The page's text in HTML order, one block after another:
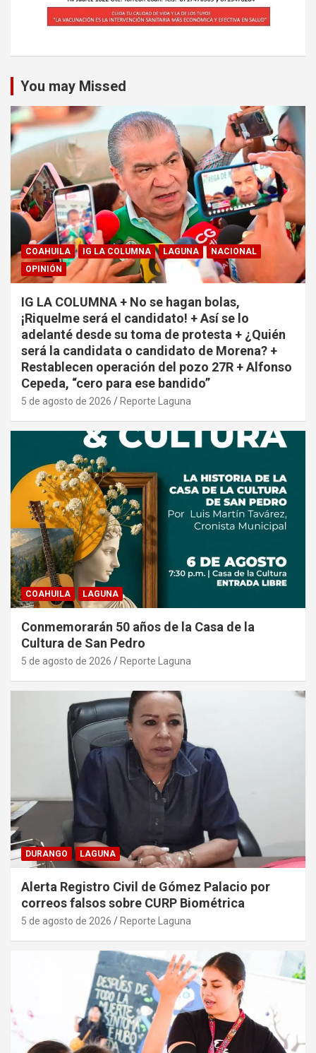
You may Missed
COAHUILA IG LA COLUMNA LAGUNA
NACIONAL
OPINIÓN
IG LA COLUMNA + No se hagan bolas,
¡Riquelme será el candidato! + Así se lo
adelanté desde su toma de protesta + ¿Quién
será la candidata o candidato de Morena? +
Restablecen operación del pozo 27R + Alfonso
Cepeda, “cero para ese bandido”
5 de agosto de 2026 Reporte Laguna
COAHUILA LAGUNA
Conmemorarán 50 años de la Casa de la
Cultura de San Pedro
5 de agosto de 2026 Reporte Laguna
DURANGO LAGUNA
Alerta Registro Civil de Gómez Palacio por
correos falsos sobre CURP Biométrica
5 de agosto de 2026 Reporte Laguna